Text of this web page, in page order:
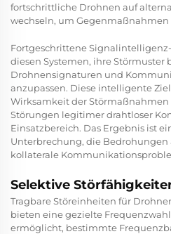
fortschrittliche Drohnen auf
wechseln, um
Fortgeschrittene
diesen Systemen, ihre Störmuster
Drohnensignaturen und
anzupassen. Diese intelligente
Wirksamkeit der
Störungen legitimer drahtloser
Einsatzbereich. Das Ergebnis ist
Unterbrechung, die
kollaterale
Selektive
Tragbare Störeinheiten für
bieten eine gezielte
ermöglicht, bestimmte